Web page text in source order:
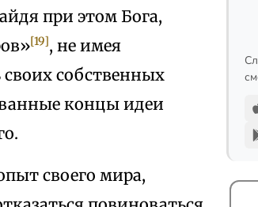
при этом Бога,
[19], не имея
собственных
концы идеи
своего мира,